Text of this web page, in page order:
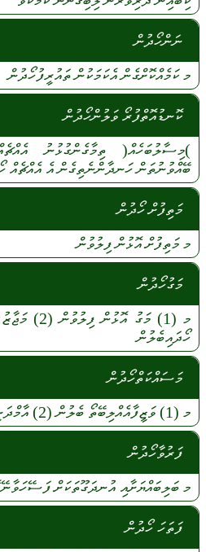
ނަންހޯދުން
މކަމެއްކޮށްގެންއެކަމަކުންތައުރީފުހޯދުން
ކޮނޑުއޮތްފުރޯ ވަލުންހޯދުން
)މިސާލުބަހެއް(ތިމާގެންގުޅުނު
ބޭއްވުނުތަންހަނދާންނެތިގެންއެއެއްޗެއް
މަތިފުށް ހޯދުން
މމަތިފުށްއޮޅުންފިލުވުން
މަގުހޯދުން
މ (1) މަގުއޮޅުން ފިލުވުން (2)
ހޯދައިބެލުން
މަސައްކަތްހޯދުން
މ (1) ވަޒީފާއެއްލިބޭތޯ ބެލުން(2)
ފަރުވާހޯދުން
މ ބަލިބައްޔަށާއި އުނދަގޫތަކަށް
ފަތަހަ ހޯދުން